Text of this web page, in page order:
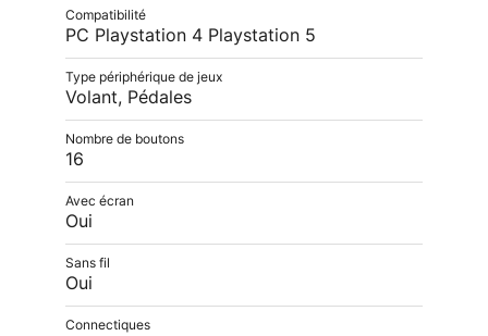
Compatibilité
PC Playstation 4 Playstation 5
Type périphérique de jeux
Volant, Pédales
Nombre de boutons
16
Avec écran
Oui
Sans fil
Oui
Connectiques